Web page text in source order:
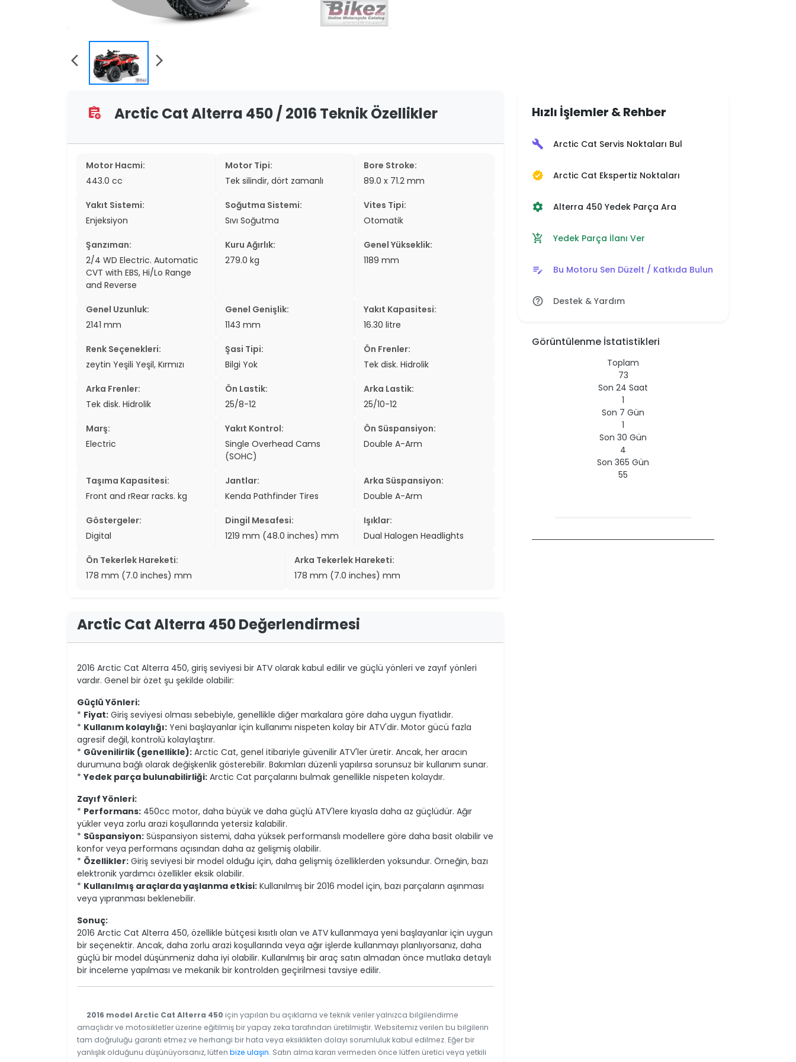
arrow_back_ios arrow_forward_ios
assignment_add Arctic Cat Alterra 450 / 2016 Teknik Özellikler
Motor Hacmi:
443.0 cc
Motor Tipi:
Tek silindir, dört zamanlı
Bore Stroke:
89.0 x 71.2 mm
Yakıt Sistemi:
Enjeksiyon
Soğutma Sistemi:
Sıvı Soğutma
Vites Tipi:
Otomatik
Şanzıman:
2/4 WD Electric. Automatic
CVT with EBS, Hi/Lo Range
and Reverse
Kuru Ağırlık:
279.0 kg
Genel Yükseklik:
1189 mm
Genel Uzunluk:
2141 mm
Genel Genişlik:
1143 mm
Yakıt Kapasitesi:
16.30 litre
Renk Seçenekleri:
zeytin Yeşili Yeşil, Kırmızı
Şasi Tipi:
Bilgi Yok
Ön Frenler:
Tek disk. Hidrolik
Arka Frenler:
Tek disk. Hidrolik
Ön Lastik:
25/8-12
Arka Lastik:
25/10-12
Marş:
Electric
Yakıt Kontrol:
Single Overhead Cams
(SOHC)
Ön Süspansiyon:
Double A-Arm
Taşıma Kapasitesi:
Front and rRear racks. kg
Jantlar:
Kenda Pathfinder Tires
Arka Süspansiyon:
Double A-Arm
Göstergeler:
Digital
Dingil Mesafesi:
1219 mm (48.0 inches) mm
Işıklar:
Dual Halogen Headlights
Ön Tekerlek Hareketi:
178 mm (7.0 inches) mm
Arka Tekerlek Hareketi:
178 mm (7.0 inches) mm
Arctic Cat Alterra 450 Değerlendirmesi
2016 Arctic Cat Alterra 450, giriş seviyesi bir ATV olarak kabul edilir ve güçlü yönleri ve zayıf yönleri
vardır. Genel bir özet şu şekilde olabilir:
Güçlü Yönleri:
* Fiyat: Giriş seviyesi olması sebebiyle, genellikle diğer markalara göre daha uygun fiyatlıdır.
* Kullanım kolaylığı: Yeni başlayanlar için kullanımı nispeten kolay bir ATV'dir. Motor gücü fazla
agresif değil, kontrolü kolaylaştırır.
* Güvenilirlik (genellikle): Arctic Cat, genel itibariyle güvenilir ATV'ler üretir. Ancak, her aracın
durumuna bağlı olarak değişkenlik gösterebilir. Bakımları düzenli yapılırsa sorunsuz bir kullanım sunar.
*Yedek parça bulunabilirliği: Arctic Cat parçalarını bulmak genellikle nispeten kolaydır.
Zayıf Yönleri:
* Performans: 450cc motor, daha büyük ve daha güçlü ATV'lere kıyasla daha az güçlüdür. Ağır
yükler veya zorlu arazi koşullarında yetersiz kalabilir.
* Süspansiyon: Süspansiyon sistemi, daha yüksek performanslı modellere göre daha basit olabilir ve
konfor veya performans açısından daha az gelişmiş olabilir.
* Özellikler: Giriş seviyesi bir model olduğu için, daha gelişmiş özelliklerden yoksundur. Örneğin, bazı
elektronik yardımcı özellikler eksik olabilir.
* Kullanılmış araçlarda yaşlanma etkisi: Kullanılmış bir 2016 model için, bazı parçaların aşınması
veya yıpranması beklenebilir.
Sonuç:
2016 Arctic Cat Alterra 450, özellikle bütçesi kısıtlı olan ve ATV kullanmaya yeni başlayanlar için uygun
bir seçenektir. Ancak, daha zorlu arazi koşullarında veya ağır işlerde kullanmayı planlıyorsanız, daha
güçlü bir model düşünmeniz daha iyi olabilir. Kullanılmış bir araç satın almadan önce mutlaka detaylı
bir inceleme yapılması ve mekanik bir kontrolden geçirilmesi tavsiye edilir.
2016 model Arctic Cat Alterra 450 için yapılan bu açıklama ve teknik veriler yalnızca bilgilendirme
amaçlıdır ve motosikletler üzerine eğitilmiş bir yapay zeka tarafından üretilmiştir. Websitemiz verilen bu bilgilerin
tam doğruluğu garanti etmez ve herhangi bir hata veya eksiklikten dolayı sorumluluk kabul edilmez. Eğer bir
yanlışlık olduğunu düşünüyorsanız, lütfen bize ulaşın. Satın alma kararı vermeden önce lütfen üretici veya yetkili
Hızlı İşlemler & Rehber
build Arctic Cat Servis Noktaları Bul
verified Arctic Cat Ekspertiz Noktaları
settings Alterra 450 Yedek Parça Ara
add_shopping_cart Yedek Parça İlanı Ver
edit_note Bu Motoru Sen Düzelt / Katkıda Bulun
help_outline Destek & Yardım
Görüntülenme İstatistikleri
Toplam
73
Son 24 Saat
1
Son 7 Gün
1
Son 30 Gün
4
Son 365 Gün
55